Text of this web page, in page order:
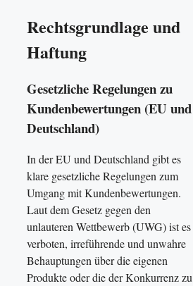
Rechtsgrundlage und
Haftung
Gesetzliche Regelungen zu
Kundenbewertungen (EU und
Deutschland)
In der EU und Deutschland gibt es
klare gesetzliche Regelungen zum
Umgang mit Kundenbewertungen.
Laut dem Gesetz gegen den
unlauteren Wettbewerb (UWG) ist es
verboten, irreführende und unwahre
Behauptungen über die eigenen
Produkte oder die der Konkurrenz zu